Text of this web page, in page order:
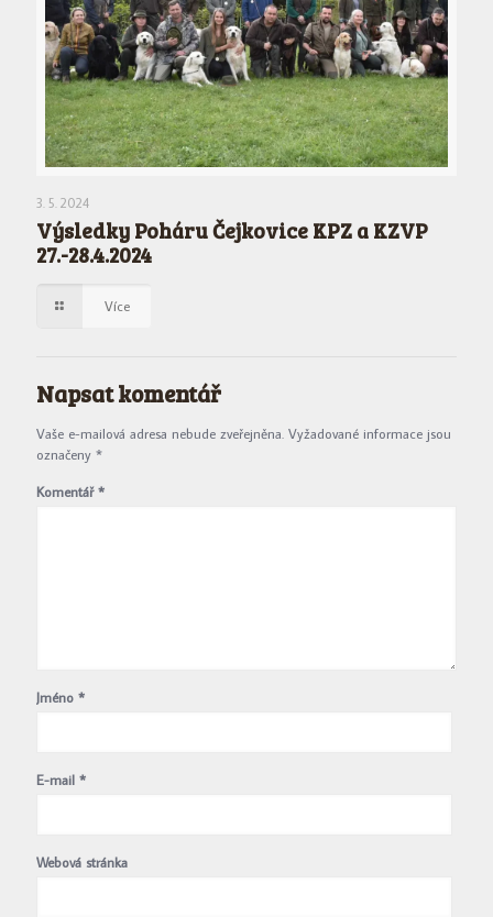
3. 5. 2024
Výsledky Poháru Čejkovice KPZ a KZVP
27.-28.4.2024
Více
Napsat komentář
Vaše e-mailová adresa nebude zveřejněna. Vyžadované informace jsou
označeny *
Komentář*
Jméno *
E-mail *
Webová stránka